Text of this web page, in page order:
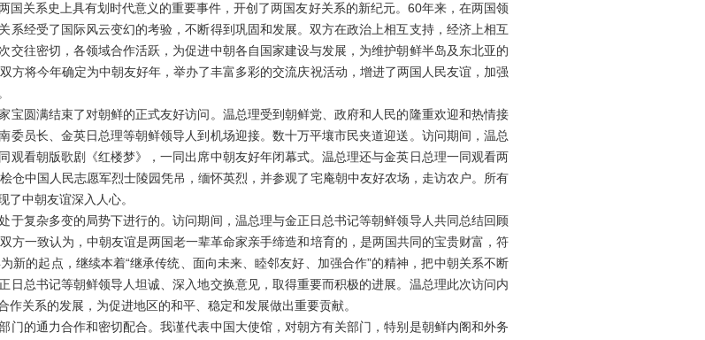
关系史上具有划时代意义的重要事件，开创了两国友好关系的新纪元。60年来，在两国领
系经受了国际风云变幻的考验，不断得到巩固和发展。双方在政治上相互支持，经济上相互
交往密切，各领域合作活跃，为促进中朝各自国家建设与发展，为维护朝鲜半岛及东北亚的
方将今年确定为中朝友好年，举办了丰富多彩的交流庆祝活动，增进了两国人民友谊，加强
圆满结束了对朝鲜的正式友好访问。温总理受到朝鲜党、政府和人民的隆重欢迎和热情接
委员长、金英日总理等朝鲜领导人到机场迎接。数十万平壤市民夹道迎送。访问期间，温总
观看朝版歌剧《红楼梦》，一同出席中朝友好年闭幕式。温总理还与金英日总理一同观看两
仓中国人民志愿军烈士陵园凭吊，缅怀英烈，并参观了宅庵朝中友好农场，走访农户。所有
中朝友谊深入人心。
复杂多变的局势下进行的。访问期间，温总理与金正日总书记等朝鲜领导人共同总结回顾
方一致认为，中朝友谊是两国老一辈革命家亲手缔造和培育的，是两国共同的宝贵财富，符
新的起点，继续本着“继承传统、面向未来、睦邻友好、加强合作”的精神，把中朝关系不断
日总书记等朝鲜领导人坦诚、深入地交换意见，取得重要而积极的进展。温总理此次访问内
关系的发展，为促进地区的和平、稳定和发展做出重要贡献。
的通力合作和密切配合。我谨代表中国大使馆，对朝方有关部门，特别是朝鲜内阁和外务